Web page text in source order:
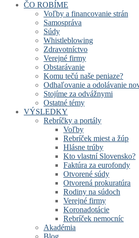
ČO ROBÍME
Voľby a financovanie strán
Samospráva
Súdy
Whistleblowing
Zdravotníctvo
Verejné firmy
Obstarávanie
Komu tečú naše peniaze?
Odhaľovanie a odolávanie
Stojíme za odvážnymi
Ostatné témy
VÝSLEDKY
Rebríčky a portály
Voľby
Rebríček miest a žúp
Hlásne trúby
Kto vlastní Slovensko?
Faktúra za eurofondy
Otvorené súdy
Otvorená prokuratúra
Rodiny na súdoch
Verejné firmy
Koronadotácie
Rebríček nemocníc
Akadémia
Blog